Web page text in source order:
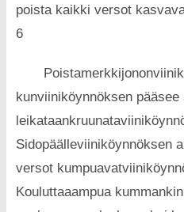
poista kaikki versot
6
kunviiniköynnöksen pääsee
Sidopäälleviiniköynnöksen
versot
Kouluttaaampua